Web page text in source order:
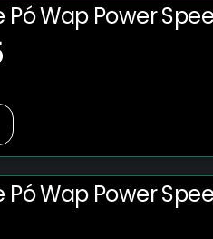
Wap Power
Wap Power